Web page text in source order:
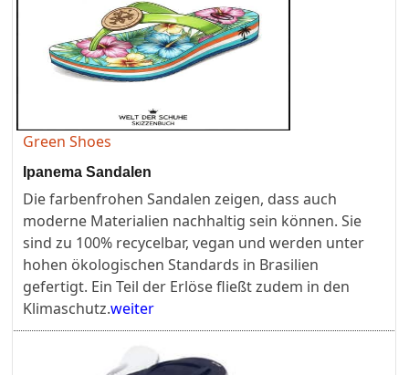
Green Shoes
Ipanema Sandalen
Die farbenfrohen Sandalen zeigen, dass auch
moderne Materialien nachhaltig sein können. Sie
sind zu 100% recycelbar, vegan und werden unter
hohen ökologischen Standards in Brasilien
gefertigt. Ein Teil der Erlöse fließt zudem in den
Klimaschutz.weiter